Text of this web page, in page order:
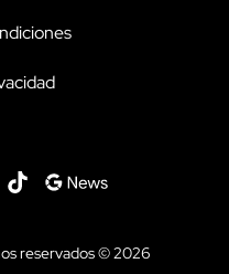
reservados © 2026